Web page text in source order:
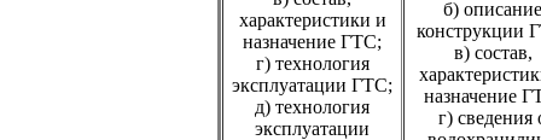
характеристики и
назначение ГТС;
г) технология
эксплуатации ГТС;
д) технология
эксплуатации
б) описание
конструкции
в) состав,
назначение
г) сведения